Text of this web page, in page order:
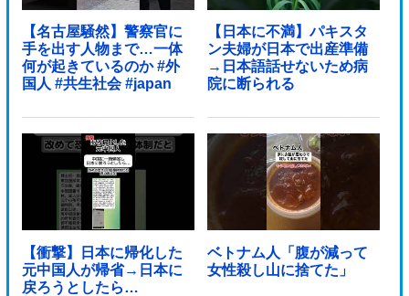
【名古屋騒然】警察官に
手を出す人物まで…一体
何が起きているのか #外
国人 #共生社会 #japan
【日本に不満】パキスタ
ン夫婦が日本で出産準備
→日本語話せないため病
院に断られる
【衝撃】日本に帰化した
元中国人が帰省→日本に
戻ろうとしたら…
ベトナム人「腹が減って
女性殺し山に捨てた」